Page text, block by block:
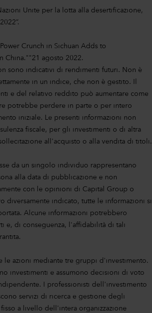
Unite per la lotta alla desertificazione,
Crunch in Sichuan Adds to
China.""21 agosto 2022.
sono indicativi di rendimenti futuri. Non è
in un indice, che non è gestito. Il
e del relativo reddito può aumentare come
potrebbe perdere in parte o per intero
iniziale. Le presenti informazioni non
fiscale, per gli investimenti o di altra
all'acquisto o alla vendita di titoli.
da un singolo individuo rappresentano
alla data di pubblicazione e non
con le opinioni di Capital Group o
diversamente indicato, tutte le informazioni si
Alcune informazioni potrebbero
e, di conseguenza, l'affidabilità di tali
le azioni mediante tre gruppi d'investimento.
investimenti e assumono decisioni di voto
I professionisti dell'investimento
servizi di ricerca e gestione degli
a livello dell'intera organizzazione